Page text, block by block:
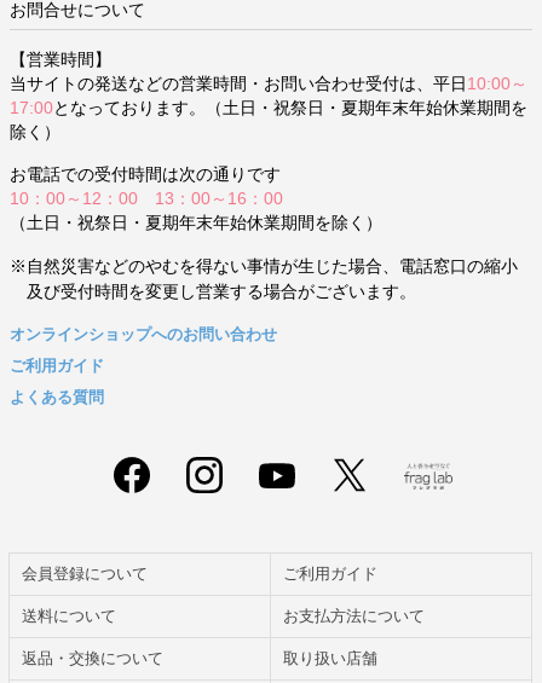
お問合せについて
【営業時間】
当サイトの発送などの営業時間・お問い合わせ受付は、平日 10:00～
17:00となっております。（土日・祝祭日・夏期年末年始休業期間を
除く）
お電話での受付時間は次の通りです
10：00～12：00 13：00～16：00
（土日・祝祭日・夏期年末年始休業期間を除く）
※自然災害などのやむを得ない事情が生じた場合、電話窓口の縮小
及び受付時間を変更し営業する場合がございます。
オンラインショップへのお問い合わせ
ご利用ガイド
よくある質問
会員登録について ご利用ガイド
送料について お支払方法について
返品・交換について 取り扱い店舗